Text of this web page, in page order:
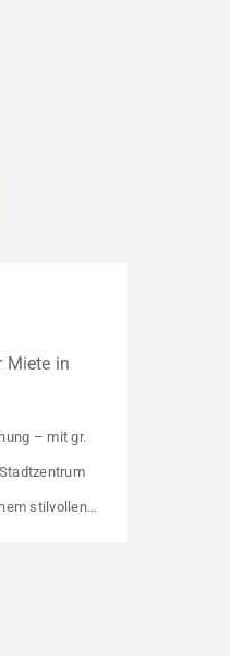
Miete in
– mit gr.
stilvollen
und zahlreiche